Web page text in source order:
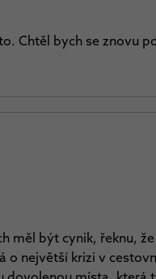
Chtěl bych se znovu
měl být cynik, řeknu,
o největší krizi v